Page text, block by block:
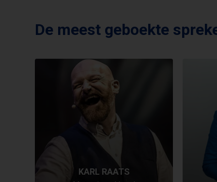
De meest geboekte
KARL RAATS